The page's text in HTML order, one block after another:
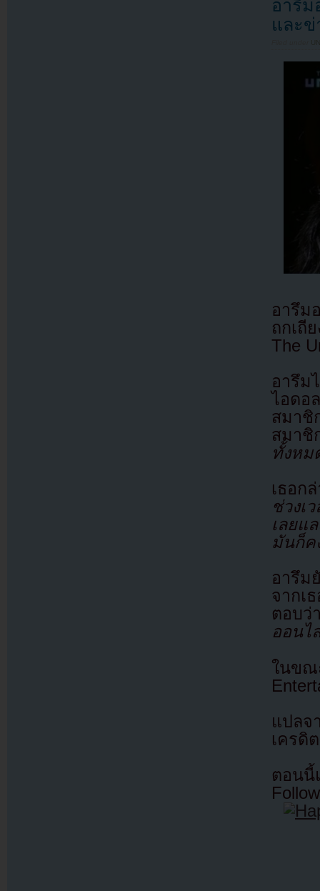
อารึม
และข่
อารึม
ถกเถี
The
อารึม
ไอดอ
สมา
สมา
ทั้งหม
เธอก
ช่วงเ
เลยแ
มันก็ค
อารึม
จากเ
ตอบว่
ออนไ
ในขณ
แปล
เครดิ
ตอนนี้